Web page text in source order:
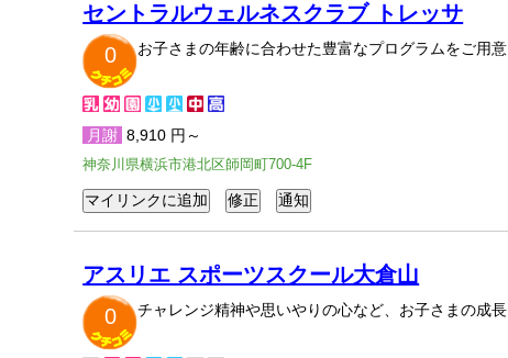
セントラルウェルネスクラブ トレッサ
0
お子さまの年齢に合わせた豊富なプログラムをご用
月謝 8,910 円～
神奈川県横浜市港北区師岡町700-4F
アスリエ スポーツスクール大倉山
0
チャレンジ精神や思いやりの心など、お子さまの成